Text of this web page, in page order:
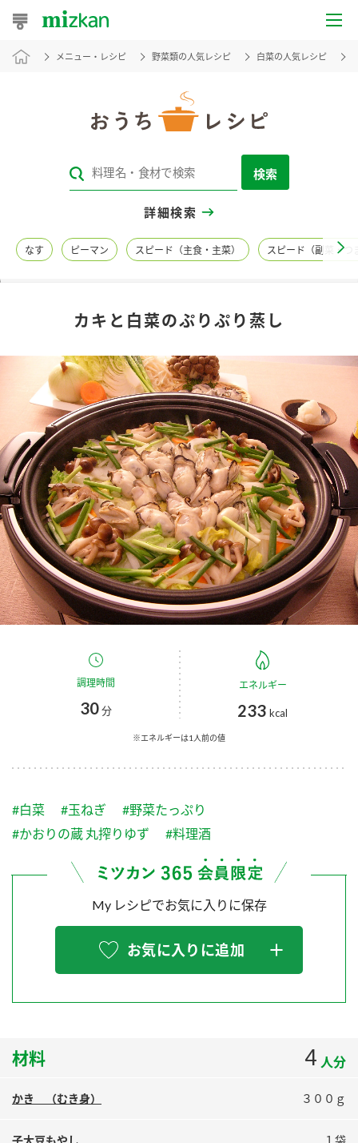
おうちレシピ
レシピカテゴリ一覧
レシピ名特集
商品情報
商品カテゴリ
酢 調味酢
お酢ドリンク ぽん酢
みりん風・料理酒 鍋用調味料
つゆ たれ
スープ 中華
ふりかけ
炊き込みご飯の素 米飯用調味液
Fibee
新商品一覧
キャンペーン情報
ブランド・スペシャルサイト
ブランド・スペシャルサイト トップ
商品ブランドサイト
Fibee（ファイビー）
くらしプラ酢
お酢ドリンク
つゆ
納豆のサイト
三ツ判山吹
スペシャルサイト
お酢を知ろう！
すしラボ
納豆の豆知識
企業情報
国内事業概要
企業理念
ミツカンの歴史
ミツカンを知る
環境への取り組み
MIM（ミツカンミュージアム）
お客様相談センター
お客様の声をいかしました
販売終了製品のご案内
よくあるご質問
ミツカン公式通販
メニュー・レシピ 野菜類の人気レシピ 白菜の人気レシピ
検索
詳細検索
なす ピーマン スピード（主食・主菜） スピード（副菜・つ
カキと白菜のぷりぷり蒸し
調理時間
30分
エネルギー
233 kcal
※エネルギーは1人前の値
#白菜 #玉ねぎ
#野菜たっぷり
#かおりの蔵 丸搾りゆず
#料理酒
My レシピでお気に入りに保存
お気に入りに追加
材料 4 人分
かき （むき身） ３００ｇ